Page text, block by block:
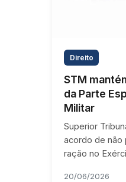
Direito
STM
da Parte
Militar
Superior
acordo de não
ração no
20/06/2026